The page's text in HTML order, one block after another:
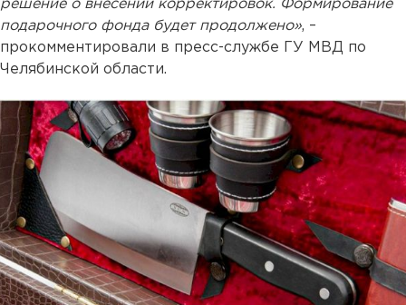
решение о внесении корректировок. Формирование
подарочного фонда будет продолжено», –
прокомментировали в пресс-службе ГУ МВД по
Челябинской области.